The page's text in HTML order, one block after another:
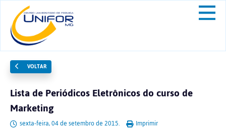
VOLTAR
Lista de Periódicos Eletrônicos do curso de
Marketing
sexta-feira, 04 de setembro de 2015. Imprimir